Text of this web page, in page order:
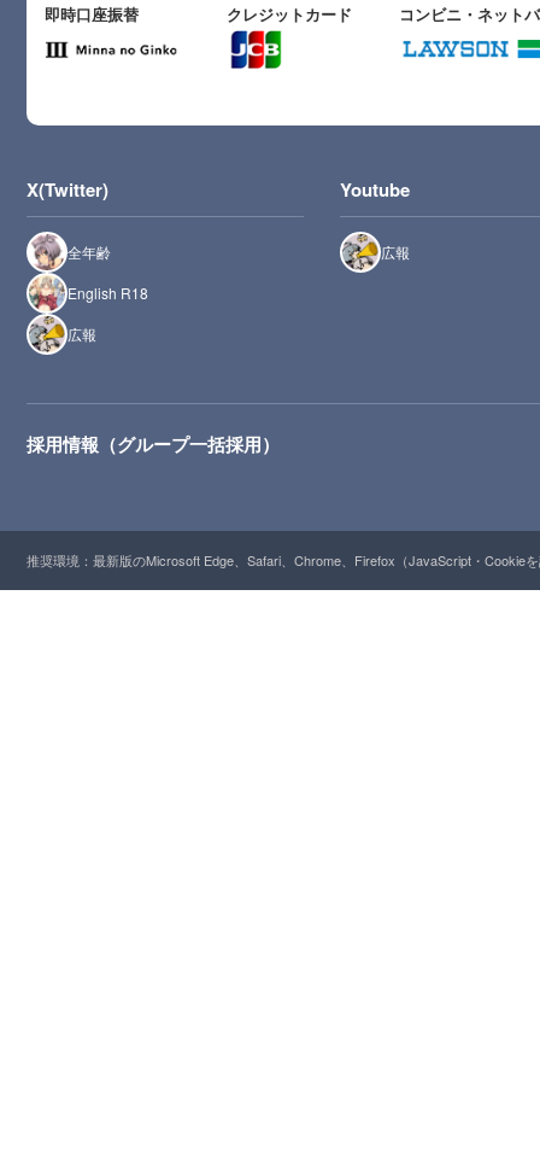
即時口座振替 クレジットカード コンビニ・ネット
X(Twitter)
全年齢
English R18
広報
Youtube
広報
採用情報（グループ一括採用）
推奨環境：最新版のMicrosoft Edge、Safari、Chrome、Firefox（JavaScript・Cookie